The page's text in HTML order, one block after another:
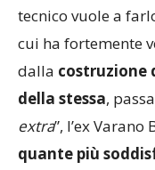
tecnico vuole a
cui ha fortemente
dalla costruzione
della stessa,
extra”, l’ex
quante più